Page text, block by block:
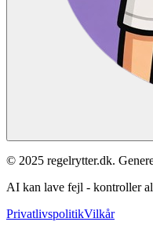
© 2025 regelrytter.dk.
AI kan lave fejl - kontroller
PrivatlivspolitikVilkår